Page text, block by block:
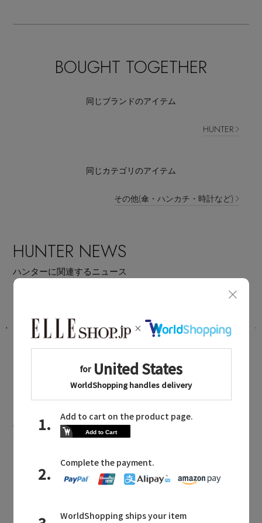
BOUGHT TOGETHER
同じブランドのアイテム
HUNTER
同じカテゴリのアイテム
その他(傘・ハンカチ・時計など)
HUNTER NEWS
ハンターに関連するニュース
雨の日もおまかせ。「ハンター」の高
機能・耐水ナイロンバッグに注目
2026.06.18 UP
HUNTER MAILMAGAZINE
ハンターに関連するメールマガジン
ブーツからポンチョまで。雨の日が楽
しくなる英国ブランド「ハンター」の
2026.06.10 UP